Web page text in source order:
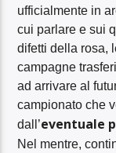
ufficialmente in
cui parlare e sui
difetti della rosa,
campagne
ad arrivare al
campionato che
dall’eventuale
Nel mentre,